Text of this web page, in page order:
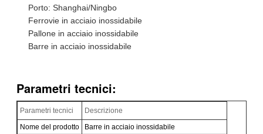
Porto: Shanghai/Ningbo
Ferrovie in acciaio inossidabile
Pallone in acciaio inossidabile
Barre in acciaio inossidabile
Parametri tecnici:
Parametri tecnici
Descrizione
Nome del prodotto
Barre in acciaio inossidabile